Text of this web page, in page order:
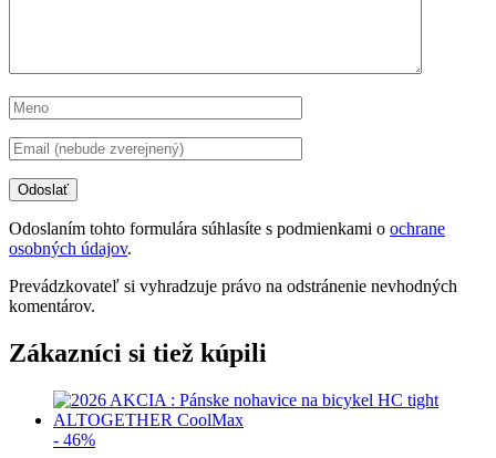
Odoslaním tohto formulára súhlasíte s podmienkami o ochrane
osobných údajov.
Prevádzkovateľ si vyhradzuje právo na odstránenie nevhodných
komentárov.
Zákazníci si tiež kúpili
- 46%